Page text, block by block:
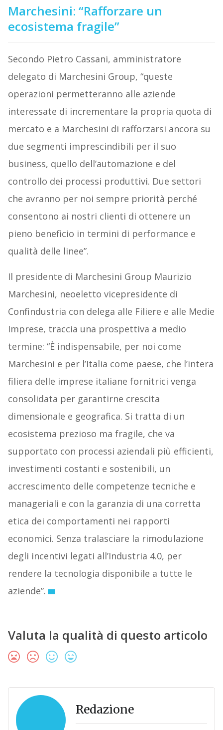
Marchesini: “Rafforzare un
ecosistema fragile”
Secondo Pietro Cassani, amministratore
delegato di Marchesini Group, “queste
operazioni permetteranno alle aziende
interessate di incrementare la propria quota di
mercato e a Marchesini di rafforzarsi ancora su
due segmenti imprescindibili per il suo
business, quello dell’automazione e del
controllo dei processi produttivi. Due settori
che avranno per noi sempre priorità perché
consentono ai nostri clienti di ottenere un
pieno beneficio in termini di performance e
qualità delle linee”.
Il presidente di Marchesini Group Maurizio
Marchesini, neoeletto vicepresidente di
Confindustria con delega alle Filiere e alle Medie
Imprese, traccia una prospettiva a medio
termine: “È indispensabile, per noi come
Marchesini e per l’Italia come paese, che l’intera
filiera delle imprese italiane fornitrici venga
consolidata per garantirne crescita
dimensionale e geografica. Si tratta di un
ecosistema prezioso ma fragile, che va
supportato con processi aziendali più efficienti,
investimenti costanti e sostenibili, un
accrescimento delle competenze tecniche e
manageriali e con la garanzia di una corretta
etica dei comportamenti nei rapporti
economici. Senza tralasciare la rimodulazione
degli incentivi legati all’Industria 4.0, per
rendere la tecnologia disponibile a tutte le
aziende”.
Valuta la qualità di questo articolo
Redazione